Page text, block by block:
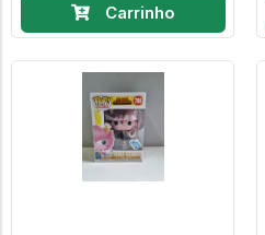
Carrinho